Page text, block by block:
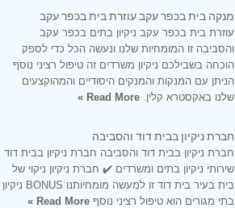
מנקה בית בכפר עקב עוזרת בית בכפר עקב
עוזרת בית בכפר עקב ניקיון בתים בכפר עקב
והסביבה זו המומחיות שלנו ונעשה הכל כדי לספק
הוכחה בשבילכם ניקיון משרדים זה טיפול רציני נוסף
הניתן עם המנקות והמנקים היסודיים והמהוקצעים
שלנו באקסטרא קלין. Read More »
חברת ניקיון בבית דוד והסביבה
חברת ניקיון בבית דוד והסביבה חברת ניקיון בבית דוד
שירותי ניקיון בתים ומשרדים ✔️ חברת ניקיון ניקוי של
בית בעיר בית דוד זו למעשה מומחיותנו BONUS ניקיון
בתי מגורים הוא טיפול רציני נוסף Read More »